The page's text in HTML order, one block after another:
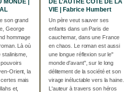
|
son grand
George
hommage
Là où
Orient, la
certes mais
et,
DE L’AUTRE COTE DE LA
VIE | Fabrice Humbert
Un père veut sauver ses
enfants dans un Paris de
cauchemar, dans une France
en chaos. Le roman est aussi
une longue réflexion sur le"
monde d'avant", sur le long
délitement de la société et son
virage inéluctable vers la haine.
L'auteur à travers son héros